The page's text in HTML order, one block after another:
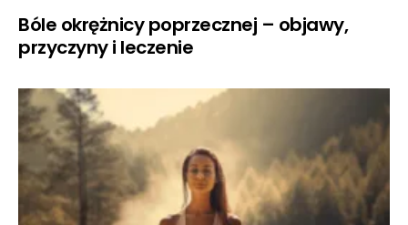
Bóle okrężnicy poprzecznej – objawy,
przyczyny i leczenie